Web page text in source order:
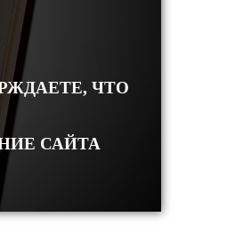
ЧТО
САЙТА